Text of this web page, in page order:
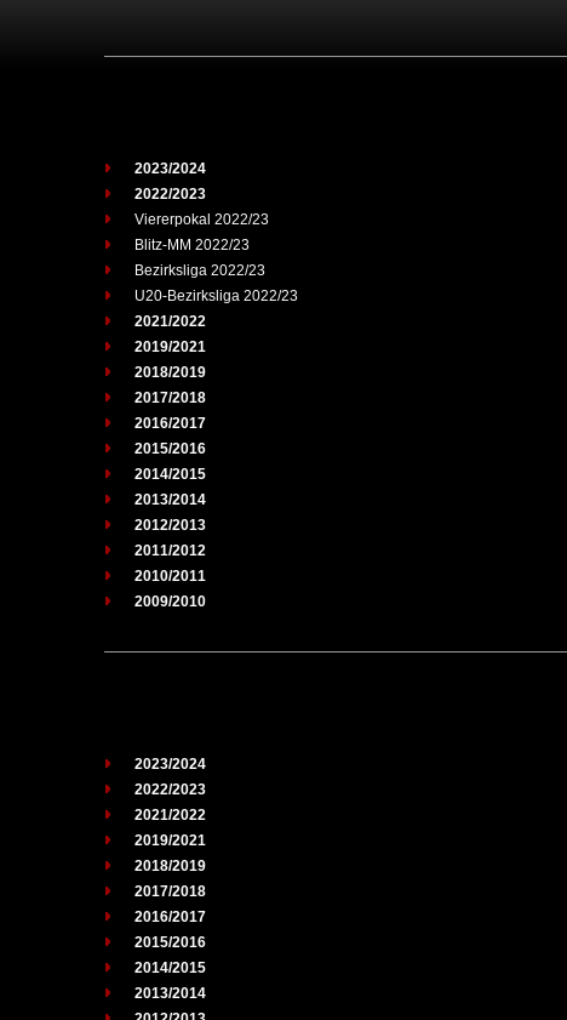
2023/2024
2022/2023
Viererpokal 2022/23
Blitz-MM 2022/23
Bezirksliga 2022/23
U20-Bezirksliga 2022/23
2021/2022
2019/2021
2018/2019
2017/2018
2016/2017
2015/2016
2014/2015
2013/2014
2012/2013
2011/2012
2010/2011
2009/2010
2023/2024
2022/2023
2021/2022
2019/2021
2018/2019
2017/2018
2016/2017
2015/2016
2014/2015
2013/2014